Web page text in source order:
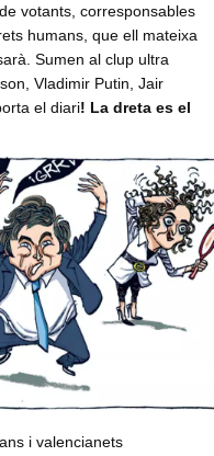
votants, corresponsables
humans, que ell mateixa
Sumen al clup ultra
Vladimir Putin, Jair
el diari! La dreta es el
i valencianets